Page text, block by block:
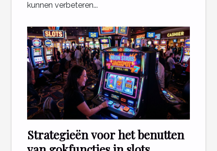
kunnen verbeteren...
Strategieën voor het benutten